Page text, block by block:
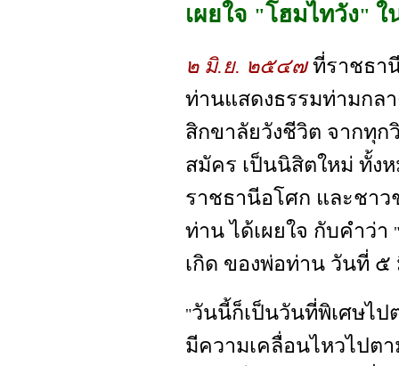
เผยใจ "โฮมไทวัง" ใ
๒ มิ.ย. ๒๕๔๗ที่ราชธา
ท่านแสดงธรรมท่ามกล
สิกขาลัยวังชีวิต จากทุก
สมัคร เป็นนิสิตใหม่ ทั้ง
ราชธานีอโศก และชา
ท่าน ได้เผยใจ กับคำว่า "
เกิด ของพ่อท่าน วันที่
"วันนี้ก็เป็นวันที่พิเศษไป
มีความเคลื่อนไหวไปต